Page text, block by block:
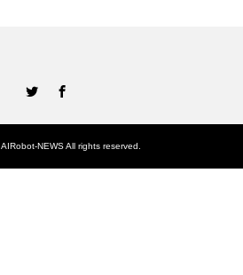
AIRobot-NEWSAll rights reserved.